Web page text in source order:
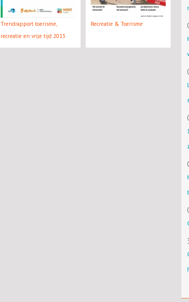
Trendrapport toerisme,
recreatie en vrije tijd 2013
Recreatie & Toerisme